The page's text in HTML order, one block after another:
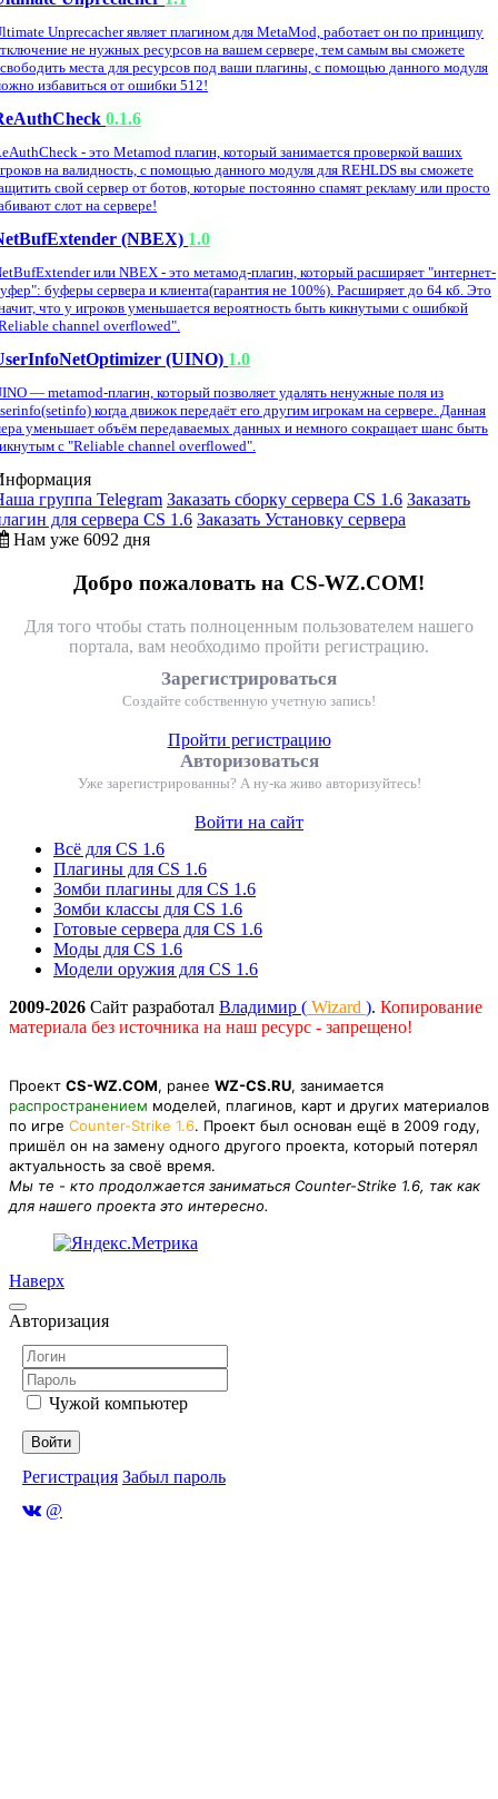
Unprecacher являет плагином для MetaMod, работает он по принципу
не нужных ресурсов на вашем сервере, тем самым вы сможете
места для ресурсов под ваши плагины, с помощью данного модуля
избавиться от ошибки 512!
0.1.6
- это Metamod плагин, который занимается проверкой ваших
на валидность, с помощью данного модуля для REHLDS вы сможете
свой сервер от ботов, которые постоянно спамят рекламу или просто
слот на сервере!
(NBEX) 1.0
или NBEX - это метамод-плагин, который расширяет "интернет-
буферы сервера и клиента(гарантия не 100%). Расширяет до 64 кб. Это
что у игроков уменьшается вероятность быть кикнутыми с ошибкой
channel overflowed".
(UINO) 1.0
— metamod-плагин, который позволяет удалять ненужные поля из
когда движок передаёт его другим игрокам на сервере. Данная
уменьшает объём передаваемых данных и немного сокращает шанс быть
с "Reliable channel overflowed".
группа Telegram Заказать сборку сервера CS 1.6 Заказать
для сервера CS 1.6 Заказать Установку сервера
Нам уже 6092 дня
Добро пожаловать на CS-WZ.COM!
Для того чтобы стать полноценным пользователем нашего
портала, вам необходимо пройти регистрацию.
Зарегистрироваться
Создайте собственную учетную запись!
Пройти регистрацию
Авторизоваться
Уже зарегистрированны? А ну-ка живо авторизуйтесь!
Войти на сайт
Всё для CS 1.6
Плагины для CS 1.6
Зомби плагины для CS 1.6
Зомби классы для CS 1.6
Готовые сервера для CS 1.6
Моды для CS 1.6
Модели оружия для CS 1.6
2009-2026 Сайт разработал Владимир ( Wizard ). Копирование
материала без источника на наш ресурс - запрещено!
Проект CS-WZ.COM, ранее WZ-CS.RU, занимается
распространением моделей, плагинов, карт и других материалов
по игре Counter-Strike 1.6. Проект был основан ещё в 2009 году,
пришёл он на замену одного другого проекта, который потерял
актуальность за своё время.
Мы те - кто продолжается заниматься Counter-Strike 1.6, так как
для нашего проекта это интересно.
Наверх
Авторизация
Чужой компьютер
Войти
Регистрация Забыл пароль
@